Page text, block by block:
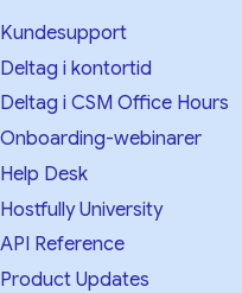
Kundesupport
Deltag i kontortid
Deltag i CSM Office Hours
Onboarding-webinarer
Help Desk
Hostfully University
API Reference
Product Updates